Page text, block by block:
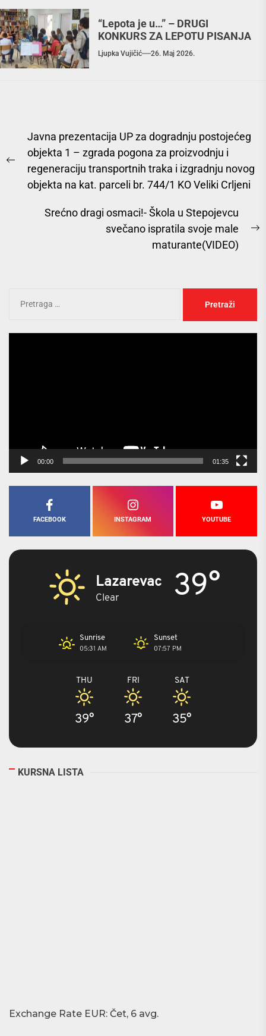
“Lepota je u…” – DRUGI
KONKURS ZA LEPOTU PISANJA
Ljupka Vujičić 26. Maj 2026.
Javna prezentacija UP za dogradnju postojećeg
objekta 1 – zgrada pogona za proizvodnju i
regeneraciju transportnih traka i izgradnju novog
objekta na kat. parceli br. 744/1 KO Veliki Crljeni
Srećno dragi osmaci!- Škola u Stepojevcu
svečano ispratila svoje male
maturante(VIDEO)
00:00 01:35
FACEBOOK INSTAGRAM YOUTUBE
Lazarevac
Clear 39°
Sunrise
05:31 AM
Sunset
07:57 PM
THU
39°
FRI
37°
SAT
35°
KURSNA LISTA
Exchange Rate EUR: Čet, 6 avg.